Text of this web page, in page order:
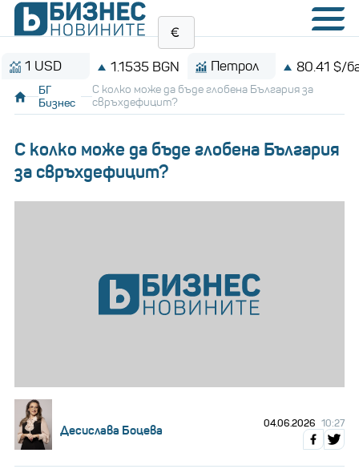
1.1535 BGN Петрол 80.41 $/барел
БГ
Бизнес
С колко може да бъде глобена България за
свръхдефицит?
С колко може да бъде глобена България
за свръхдефицит?
Десислава Боцева 04.06.2026 10:27